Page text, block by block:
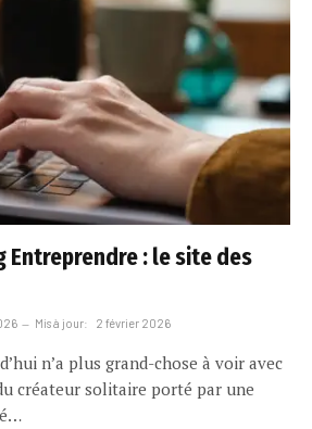
Entreprendre : le site des
Mis à jour: 2 février 2026
n’a plus grand-chose à voir avec
créateur solitaire porté par une